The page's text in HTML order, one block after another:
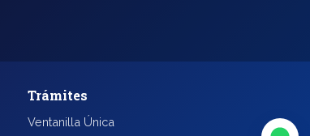
Trámites
Ventanilla Única